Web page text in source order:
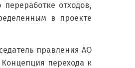
отходов,
в проекте
правления АО
перехода к